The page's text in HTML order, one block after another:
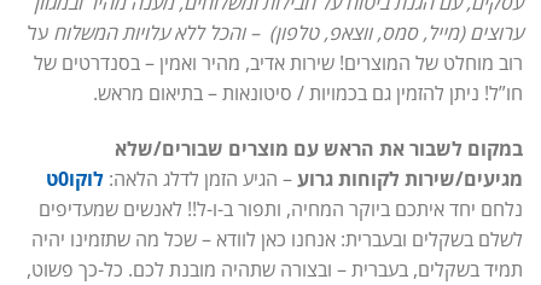
ערוצים (מייל, סמס, ווצאפ, טלפון) – והכל ללא עלויות המשלוח על
רוב מוחלט של המוצרים! שירות אדיב, מהיר ואמין – בסנדרטים של
חו”ל! ניתן להזמין גם בכמויות / סיטונאות – בתיאום מראש.
במקום לשבור את הראש עם מוצרים שבורים/שלא
מגיעים/שירות לקוחות גרוע– הגיע הזמן לדלג הלאה: לוקו0ט
נלחם יחד איתכם ביוקר המחיה, ותפור ב-ו-ל!! לאנשים שמעדיפים
לשלם בשקלים ובעברית: אנחנו כאן לוודא – שכל מה שתזמינו יהיה
תמיד בשקלים, בעברית – ובצורה שתהיה מובנת לכם. כל-כך פשוט,